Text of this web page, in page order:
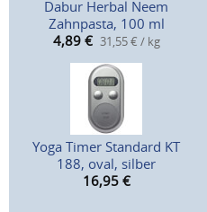
Dabur Herbal Neem
Zahnpasta, 100 ml
4,89 € 31,55 € / kg
Yoga Timer Standard KT
188, oval, silber
16,95 €